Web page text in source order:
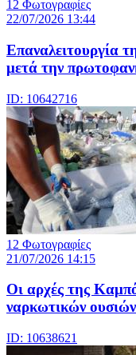
12 Φωτογραφίες
22/07/2026 13:44
Eπαναλειτουργία
μετά την
ID: 10642716
12 Φωτογραφίες
21/07/2026 14:15
Οι αρχές της
ναρκωτικών ουσιών
ID: 10638621